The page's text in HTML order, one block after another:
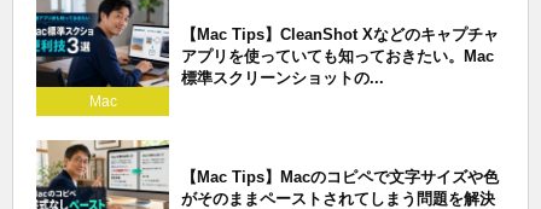
Mac
【Mac Tips】CleanShot Xなどのキャプチャ
アプリを使っていても知っておきたい。Mac
標準スクリーンショットの...
【Mac Tips】Macのコピペで文字サイズや色
がそのままペーストされてしまう問題を解決